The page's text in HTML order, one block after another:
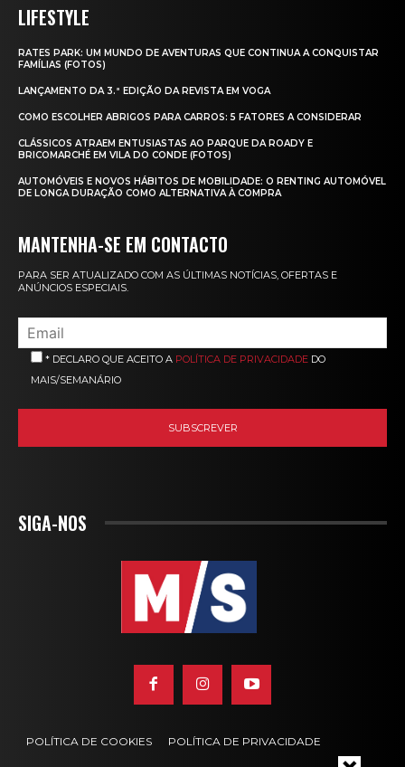
LIFESTYLE
RATES PARK: UM MUNDO DE AVENTURAS QUE CONTINUA A CONQUISTAR
FAMÍLIAS (FOTOS)
LANÇAMENTO DA 3.ª EDIÇÃO DA REVISTA EM VOGA
COMO ESCOLHER ABRIGOS PARA CARROS: 5 FATORES A CONSIDERAR
CLÁSSICOS ATRAEM ENTUSIASTAS AO PARQUE DA ROADY E
BRICOMARCHÉ EM VILA DO CONDE (FOTOS)
AUTOMÓVEIS E NOVOS HÁBITOS DE MOBILIDADE: O RENTING AUTOMÓVEL
DE LONGA DURAÇÃO COMO ALTERNATIVA À COMPRA
MANTENHA-SE EM CONTACTO
PARA SER ATUALIZADO COM AS ÚLTIMAS NOTÍCIAS, OFERTAS E
ANÚNCIOS ESPECIAIS.
* DECLARO QUE ACEITO A POLÍTICA DE PRIVACIDADE DO
MAIS/SEMANÁRIO
SIGA-NOS
POLÍTICA DE COOKIES POLÍTICA DE PRIVACIDADE